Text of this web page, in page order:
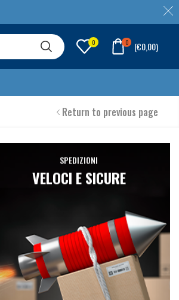
0 0 (€0,00)
Return to previous page
SPEDIZIONI
VELOCI E SICURE